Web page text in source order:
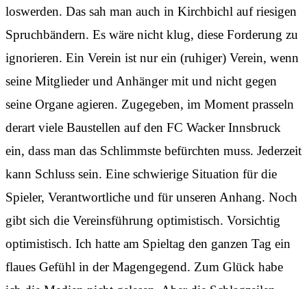
loswerden. Das sah man auch in Kirchbichl auf riesigen
Spruchbändern. Es wäre nicht klug, diese Forderung zu
ignorieren. Ein Verein ist nur ein (ruhiger) Verein, wenn
seine Mitglieder und Anhänger mit und nicht gegen
seine Organe agieren. Zugegeben, im Moment prasseln
derart viele Baustellen auf den FC Wacker Innsbruck
ein, dass man das Schlimmste befürchten muss. Jederzeit
kann Schluss sein. Eine schwierige Situation für die
Spieler, Verantwortliche und für unseren Anhang. Noch
gibt sich die Vereinsführung optimistisch. Vorsichtig
optimistisch. Ich hatte am Spieltag den ganzen Tag ein
flaues Gefühl in der Magengegend. Zum Glück habe